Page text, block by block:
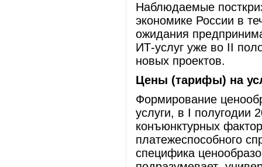
Наблюдаемые
экономике России в
ожидания
ИТ-услуг уже во II
новых проектов.
Цены (тарифы) на
Формирование
услуги, в I полугодии
конъюнктурных
платежеспособного
специфика